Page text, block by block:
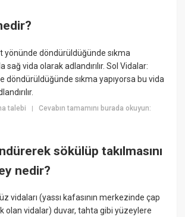
yönünde döndürüldüğünde sıkma
sağ vida olarak adlandırılır. Sol Vidalar:
döndürüldüğünde sıkma yapıyorsa bu vida
talebi |Cevabın tamamını burada okuyun:
sökülüp takılmasını
nedir?
vidaları (yassı kafasının merkezinde çap
olan vidalar) duvar, tahta gibi yüzeylere